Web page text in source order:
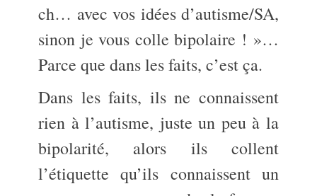
ch… avec vos idées d’autisme/SA,
sinon je vous colle bipolaire ! »…
Parce que dans les faits, c’est ça.
Dans les faits, ils ne connaissent
rien à l’autisme, juste un peu à la
bipolarité, alors ils collent
l’étiquette qu’ils connaissent un